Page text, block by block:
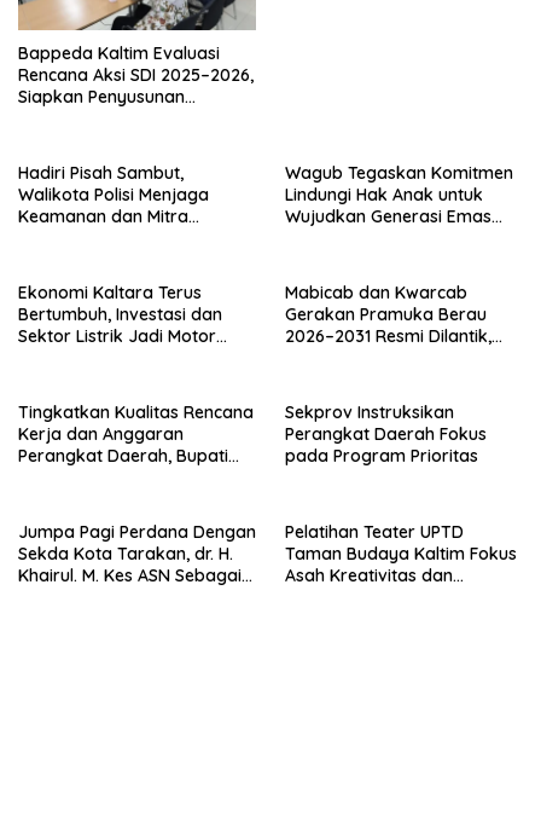
Bappeda Kaltim Evaluasi
Rencana Aksi SDI 2025–2026,
Siapkan Penyusunan
Hadiri Pisah Sambut,
Walikota Polisi Menjaga
Keamanan dan Mitra
Wagub Tegaskan Komitmen
Lindungi Hak Anak untuk
Wujudkan Generasi Emas
Ekonomi Kaltara Terus
Bertumbuh, Investasi dan
Sektor Listrik Jadi Motor
Mabicab dan Kwarcab
Gerakan Pramuka Berau
2026–2031 Resmi Dilantik,
Tingkatkan Kualitas Rencana
Kerja dan Anggaran
Perangkat Daerah, Bupati
Sekprov Instruksikan
Perangkat Daerah Fokus
pada Program Prioritas
Jumpa Pagi Perdana Dengan
Sekda Kota Tarakan, dr. H.
Khairul. M. Kes ASN Sebagai
Pelatihan Teater UPTD
Taman Budaya Kaltim Fokus
Asah Kreativitas dan